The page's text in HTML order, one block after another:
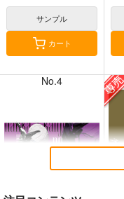
7月30日掲載
サンプル
カート
No.4